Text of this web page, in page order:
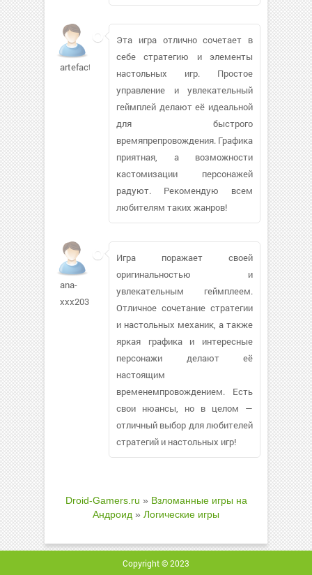
artefact3282
Эта игра отлично сочетает в
себе стратегию и элементы
настольных игр. Простое
управление и увлекательный
геймплей делают её идеальной
для быстрого
времяпрепровождения. Графика
приятная, а возможности
кастомизации персонажей
радуют. Рекомендую всем
любителям таких жанров!
ana-
xxx203
Игра поражает своей
оригинальностью и
увлекательным геймплеем.
Отличное сочетание стратегии
и настольных механик, а также
яркая графика и интересные
персонажи делают её
настоящим
временемпровождением. Есть
свои нюансы, но в целом —
отличный выбор для любителей
стратегий и настольных игр!
Droid-Gamers.ru » Взломанные игры на
Андроид » Логические игры
Copyright © 2023